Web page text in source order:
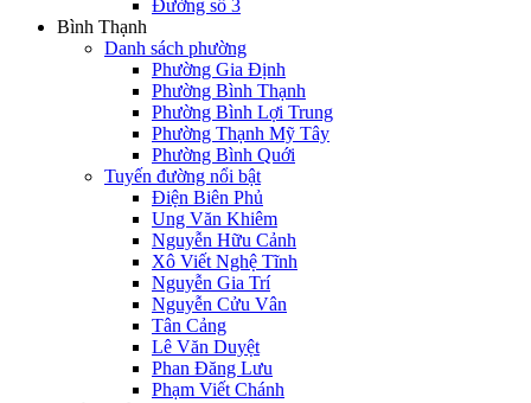
Đường số 3
Bình Thạnh
Danh sách phường
Phường Gia Định
Phường Bình Thạnh
Phường Bình Lợi Trung
Phường Thạnh Mỹ Tây
Phường Bình Quới
Tuyến đường nổi bật
Điện Biên Phủ
Ung Văn Khiêm
Nguyễn Hữu Cảnh
Xô Viết Nghệ Tĩnh
Nguyễn Gia Trí
Nguyễn Cửu Vân
Tân Cảng
Lê Văn Duyệt
Phan Đăng Lưu
Phạm Viết Chánh